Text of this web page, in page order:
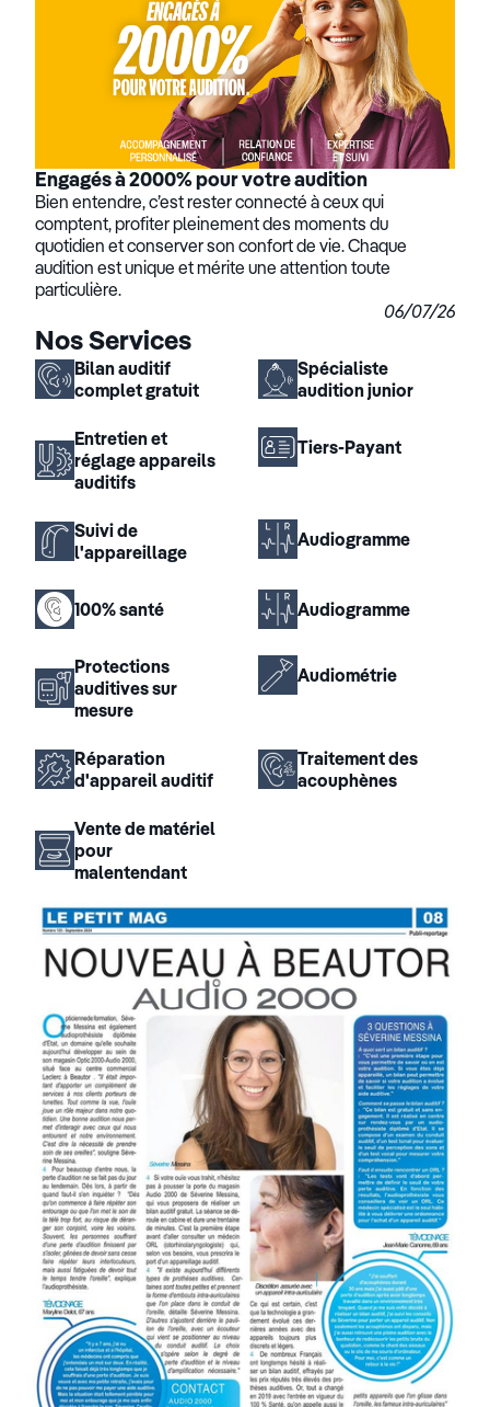
Engagés à 2000% pour votre audition
Bien entendre, c’est rester connecté à ceux qui
comptent, profiter pleinement des moments du
quotidien et conserver son confort de vie. Chaque
audition est unique et mérite une attention toute
particulière.
06/07/26
Nos Services
Bilan auditif
complet gratuit
Spécialiste
audition junior
Entretien et
réglage appareils
auditifs
Tiers-Payant
Suivi de
l'appareillage
Audiogramme
100% santé Audiogramme
Protections
auditives sur
mesure
Audiométrie
Réparation
d'appareil auditif
Traitement des
acouphènes
Vente de matériel
pour
malentendant